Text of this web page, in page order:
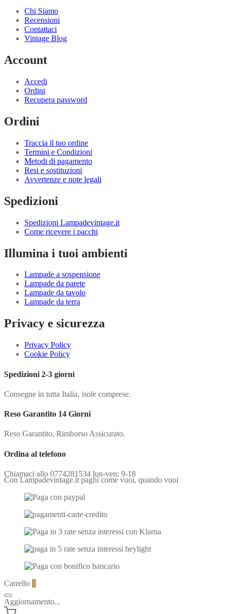
Chi Siamo
Recensioni
Contattaci
Vintage Blog
Account
Accedi
Ordini
Recupera password
Ordini
Traccia il tuo ordine
Termini e Condizioni
Metodi di pagamento
Resi e sostituzioni
Avvertenze e note legali
Spedizioni
Spedizioni Lampadevintage.it
Come ricevere i pacchi
Illumina i tuoi ambienti
Lampade a sospensione
Lampade da parete
Lampade da tavolo
Lampade da terra
Privacy e sicurezza
Privacy Policy
Cookie Policy
Spedizioni 2-3 giorni
Consegne in tutta Italia, isole comprese.
Reso Garantito 14 Giorni
Reso Garantito, Rimborso Assicurato.
Ordina al telefono
Chiamaci allo 0774281534 lun-ven: 9-18
Con Lampadevintage.it paghi come vuoi, quando vuoi
Carrello
Aggiornamento...